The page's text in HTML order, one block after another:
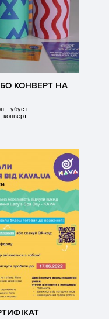
КОНВЕРТ НА
тубус і
конверт -